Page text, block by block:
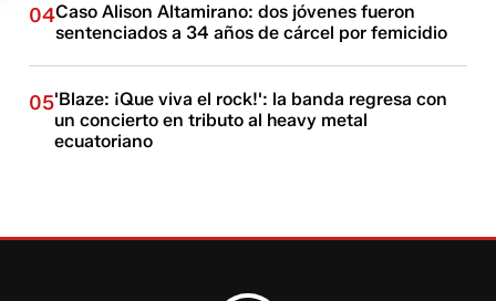
04Caso Alison Altamirano: dos jóvenes fueron
sentenciados a 34 años de cárcel por femicidio
05'Blaze: ¡Que viva el rock!': la banda regresa con
un concierto en tributo al heavy metal
ecuatoriano